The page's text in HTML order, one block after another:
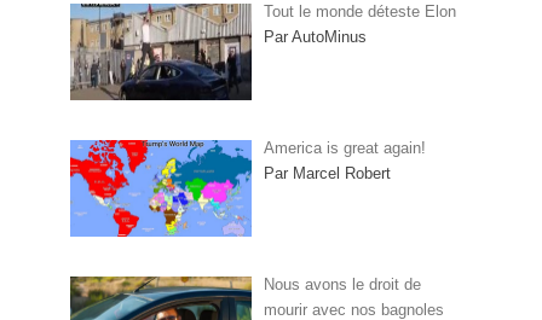
Tout le monde déteste Elon
Par AutoMinus
America is great again!
Par Marcel Robert
Nous avons le droit de
mourir avec nos bagnoles